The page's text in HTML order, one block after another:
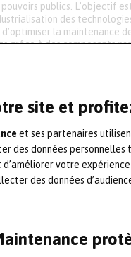
site et
et ses partenaires
des données personnelles
votre
des données
pouvoirs publics. L’objectif
des
d’optimiser la maintenance
grâce à des composants
nouvelles
la
rentrée 2022, Campus
en apprentissage.